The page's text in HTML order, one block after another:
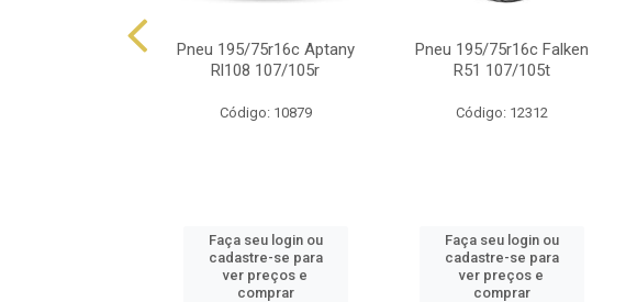
Pneu 195/75r16c Aptany
Rl108 107/105r
Código: 10879
Faça seu login ou
cadastre-se para
ver preços e
comprar
Pneu 195/75r16c Falken
R51 107/105t
Código: 12312
Faça seu login ou
cadastre-se para
ver preços e
comprar